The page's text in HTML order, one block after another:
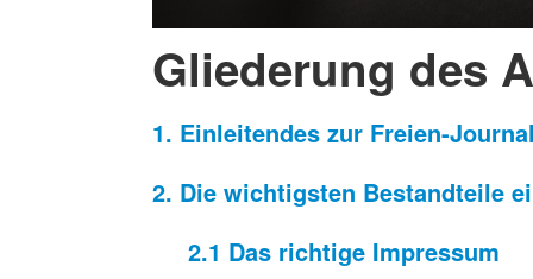
Gliederung des
1. Einleitendes zur Freien-
2. Die wichtigsten Bestandteile
2.1 Das richtige Impressum